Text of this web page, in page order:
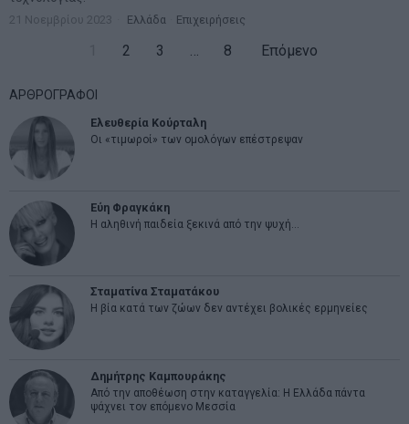
21 Νοεμβρίου 2023 Ελλάδα Επιχειρήσεις
2 3 … 8 Επόμενο
ΑΡΘΡΟΓΡΑΦΟΙ
Ελευθερία Κούρταλη
Οι «τιμωροί» των ομολόγων επέστρεψαν
Εύη Φραγκάκη
Η αληθινή παιδεία ξεκινά από την ψυχή…
Σταματίνα Σταματάκου
Η βία κατά των ζώων δεν αντέχει βολικές ερμηνείες
Δημήτρης Καμπουράκης
Από την αποθέωση στην καταγγελία: Η Ελλάδα πάντα
ψάχνει τον επόμενο Μεσσία